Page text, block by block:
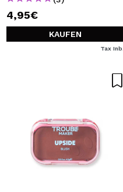
4,95€
KAUFEN
Tax Inb.